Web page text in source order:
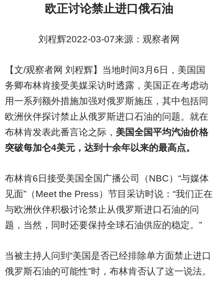
欧正讨论禁止进口俄石油
刘程辉2022-03-07来源：观察者网
【文/观察者网 刘程辉】当地时间3月6日，美国国
务卿布林肯接受美媒采访时透露，美国正在考虑动
用一系列额外措施加强对俄罗斯施压，其中包括同
欧洲伙伴探讨禁止从俄罗斯进口石油的问题。就在
布林肯发表此番言论之际， 美国全国平均汽油价格
突破每加仑4美元，达到十余年以来的最高点。
布林肯6日接受美国全国广播公司（NBC）“与媒体
见面”（Meet the Press）节目采访时说：“我们正在
与欧洲伙伴积极讨论禁止从俄罗斯进口石油的问
题，当然，同时还要保持全球石油供应的稳定。”
当被主持人问到“美国是否已经排除单方面禁止进口
俄罗斯石油的可能性”时，布林肯否认了这一说法。